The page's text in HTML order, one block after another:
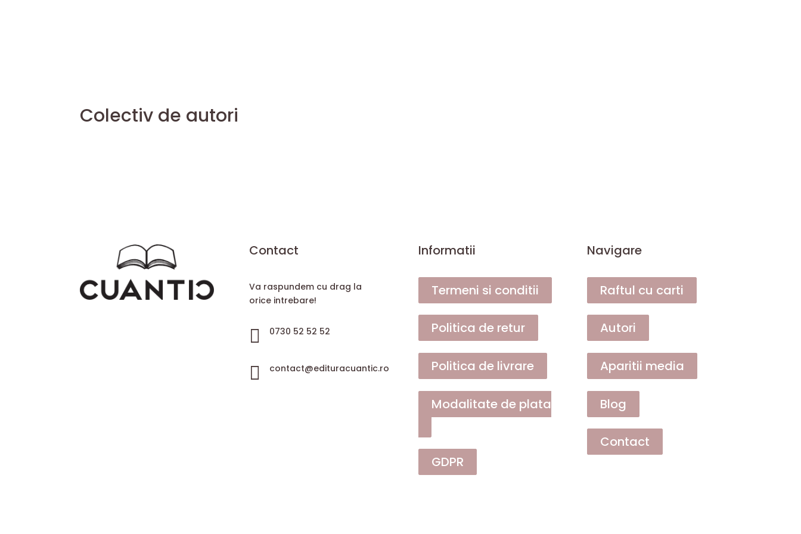
Colectiv de autori
Contact
Va raspundem cu drag la
orice intrebare!
 0730 52 52 52
 contact@edituracuantic.ro
Informatii
Termeni si conditii
Politica de retur
Politica de livrare
Modalitate de plata
GDPR
Navigare
Raftul cu carti
Autori
Aparitii media
Blog
Contact